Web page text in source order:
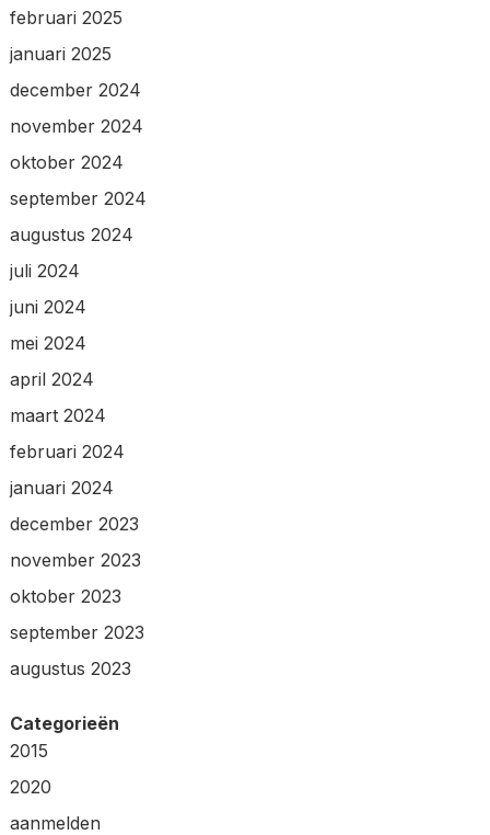
februari 2025
januari 2025
december 2024
november 2024
oktober 2024
september 2024
augustus 2024
juli 2024
juni 2024
mei 2024
april 2024
maart 2024
februari 2024
januari 2024
december 2023
november 2023
oktober 2023
september 2023
augustus 2023
Categorieën
2015
2020
aanmelden